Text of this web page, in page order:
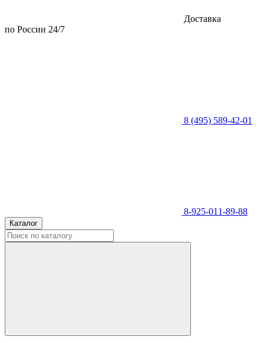
Доставка
по России 24/7
8 (495) 589-42-01
8-925-011-89-88
Каталог